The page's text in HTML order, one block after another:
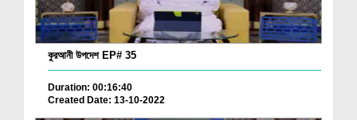
কুরআনী উপদেশ EP# 35
Duration: 00:16:40
Created Date: 13-10-2022